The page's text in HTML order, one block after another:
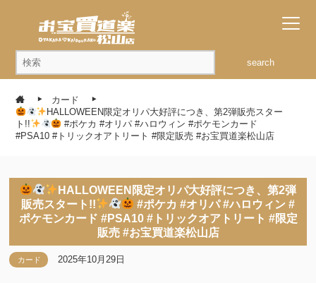
search
カード
HALLOWEEN限定オリパ大好評につき、第2弾販売スター
ト!!
#ポケカ #オリパ #ハロウィン #ポケモンカード
#PSA10 #トリックオアトリート #限定販売 #お宝買道楽松山店
HALLOWEEN限定オリパ大好評につき、第2弾
販売スタート!!
#ポケカ #オリパ #ハロウィン #
ポケモンカード #PSA10 #トリックオアトリート #限定
販売 #お宝買道楽松山店
カード 2025年10月29日